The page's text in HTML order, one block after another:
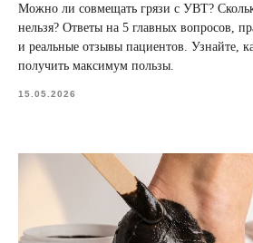
Можно ли совмещать грязи с УВТ?
нельзя? Ответы на 5 главных вопросов,
и реальные отзывы пациентов. Узнайте,
получить максимум пользы.
15.05.2026